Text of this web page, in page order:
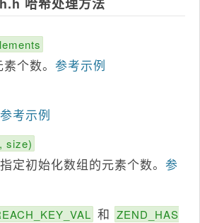
个数。 参考示例
参考示例
size)
定初始化数组的元素个数。 参
和 ZEND_HAS